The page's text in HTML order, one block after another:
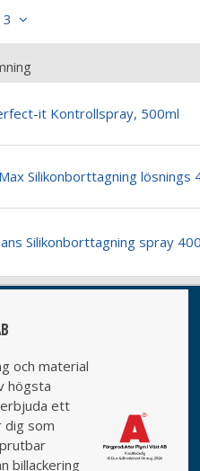
it Kontrollspray, 500ml
Silikonborttagning lösnings
Silikonborttagning spray
och material
högsta
ett
som
billackering